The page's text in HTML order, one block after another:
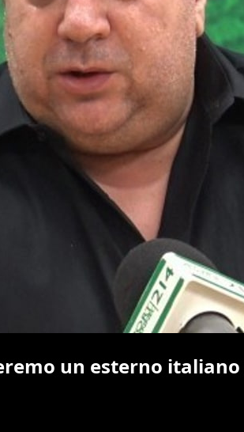
un esterno